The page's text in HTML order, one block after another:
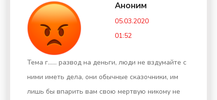
Аноним
05.03.2020
01:52
Тема г...... развод на деньги, люди не вздумайте с
ними иметь дела, они обычные сказочники, им
лишь бы впарить вам свою мертвую никому не